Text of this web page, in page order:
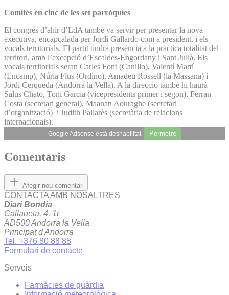
Comitès en cinc de les set parròquies
El congrés d’ahir d’LdA també va servir per presentar la nova
executiva, encapçalada per Jordi Gallardo com a president, i els
vocals territorials. El partit tindrà presència a la pràctica totalitat del
territori, amb l’excepció d’Escaldes-Engordany i Sant Julià. Els
vocals territorials seran Carles Font (Canillo), Valentí Martí
(Encamp), Núria Fius (Ordino), Amadeu Rossell (la Massana) i
Jordi Cerqueda (Andorra la Vella). A la direcció també hi haurà
Salus Chato, Toni Garcia (vicepresidents primer i segon), Ferran
Costa (secretari general), Maanan Aouraghe (secretari
d’organització) i Judith Pallarès (secretària de relacions
internacionals).
Google Adsense està deshabilitat. Permetre
Comentaris
Afegir nou comentari
CONTACTA AMB NOSALTRES
Diari Bondia
Callaueta, 4, 1r
AD500 Andorra la Vella
Principat d'Andorra
Tel. +376 80 88 88
Formulari de contacte
Serveis
Farmàcies de guàrdia